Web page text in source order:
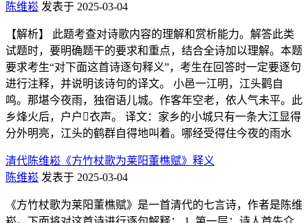
陈维崧 发表于 2025-03-04
【解析】 此题考查对诗歌内容的理解和赏析能力。解答此类
试题时，要明确题干的要求和重点，结合全诗加以理解。本题
要求考生“对下面这首诗逐句释义”，考生在回答时一定要逐句
进行注释，并说明该诗句的译文。 小邑一江明，江头鹳自
鸣。那堪今夜雨，独宿语儿城。作客年空老，依人气未平。此
乡烽火后，户户𢷬衣声。 译文：家乡的小城只有一条大江显得
分外明亮，江头的鹤群自得地叫着。哪经受得住今夜的雨水
清代陈维崧《方竹杖歌为莱阳董樵赋》释义
陈维崧 发表于 2025-03-04
《方竹杖歌为莱阳董樵赋》是一首清代的七言诗，作者是陈维